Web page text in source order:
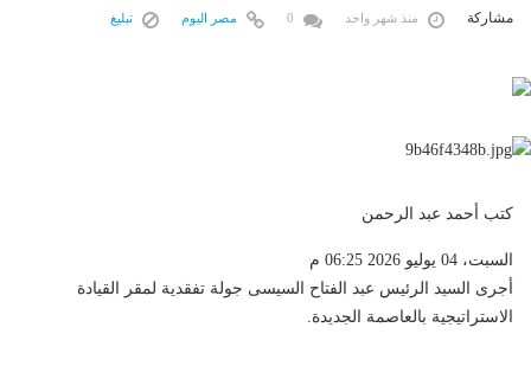
مشاركة منذ شهر واحد مصر اليوم تبليغ
كتب أحمد عبد الرحمن
السبت، 04 يوليو 2026 06:25 م
أجرى السيد الرئيس عبد الفتاح السيسى جولة تفقدية لمقر القيادة
الاستراتيجية بالعاصمة الجديدة.